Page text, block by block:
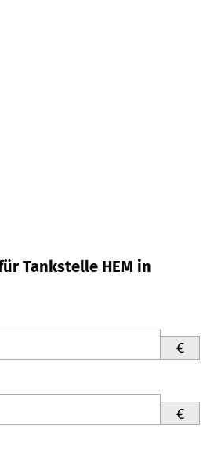
Tankstelle HEM in
€
€